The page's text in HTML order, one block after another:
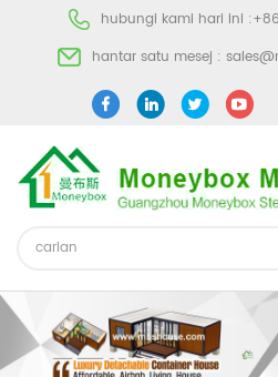
hubungi kami hari ini :
hantar satu mesej :